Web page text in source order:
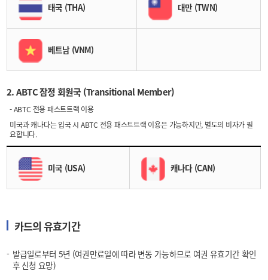
태국 (THA) 대만 (TWN)
베트남 (VNM)
2. ABTC 잠정 회원국 (Transitional Member)
- ABTC 전용 패스트트랙 이용
미국과 캐나다는 입국 시 ABTC 전용 패스트트랙 이용은 가능하지만, 별도의 비자가 필
요합니다.
미국 (USA) 캐나다 (CAN)
카드의 유효기간
발급일로부터 5년 (여권만료일에 따라 변동 가능하므로 여권 유효기간 확인
후 신청 요망)